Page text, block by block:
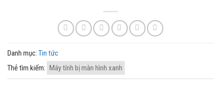
Danh mục: Tin tức
Thẻ tìm kiếm: Máy tính bị màn hình xanh